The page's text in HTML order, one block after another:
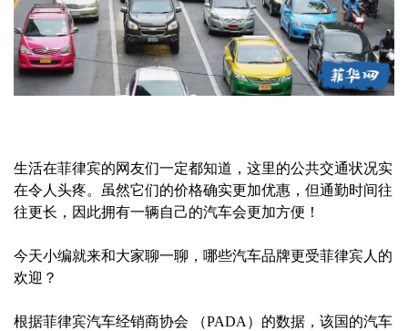
生活在菲律宾的网友们一定都知道，这里的公共交通状况实
在令人头疼。虽然它们的价格确实更加优惠，但通勤时间往
往更长，因此拥有一辆自己的汽车会更加方便！
今天小编就来和大家聊一聊，哪些汽车品牌更受菲律宾人的
欢迎？
根据菲律宾汽车经销商协会 （PADA）的数据，该国的汽车